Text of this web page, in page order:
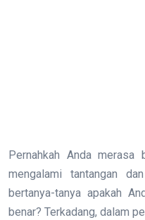
Pernahkah Anda merasa
mengalami tantangan
bertanya-tanya apakah
benar? Terkadang, dalam